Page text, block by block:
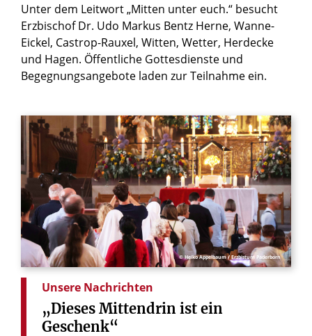
Unter dem Leitwort „Mitten unter euch.“ besucht
Erzbischof Dr. Udo Markus Bentz Herne, Wanne-
Eickel, Castrop-Rauxel, Witten, Wetter, Herdecke
und Hagen. Öffentliche Gottesdienste und
Begegnungsangebote laden zur Teilnahme ein.
© Heiko Appelbaum / Erzbistum Paderborn
Unsere Nachrichten
„Dieses Mittendrin ist ein
Geschenk“